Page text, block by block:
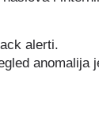
alerti.
anomalija